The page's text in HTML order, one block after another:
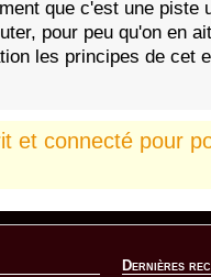
que c'est une piste
pour peu qu'on en
les principes de cet
et connecté pour
Dernières